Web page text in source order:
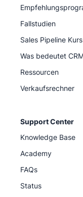
Fallstudien
Sales Pipeline Kurs
Was bedeutet
Ressourcen
Verkaufsrechner
Support Center
Knowledge Base
Academy
FAQs
Status